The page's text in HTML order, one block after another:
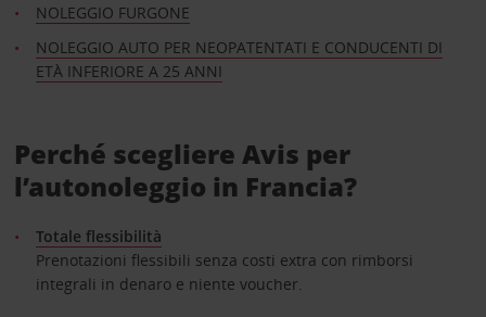
NOLEGGIO FURGONE
NOLEGGIO AUTO PER NEOPATENTATI E CONDUCENTI DI
ETÀ INFERIORE A 25 ANNI
Perché scegliere Avis per
l’autonoleggio in Francia?
Totale flessibilità
Prenotazioni flessibili senza costi extra con rimborsi
integrali in denaro e niente voucher.